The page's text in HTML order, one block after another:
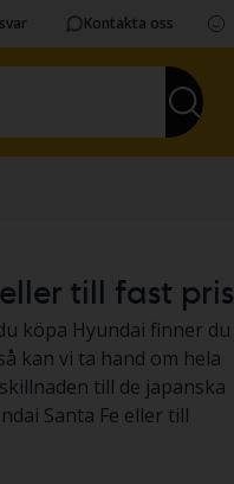
Kontakta oss
till fast pris
köpa Hyundai finner du
kan vi ta hand om hela
till de japanska
Santa Fe eller till